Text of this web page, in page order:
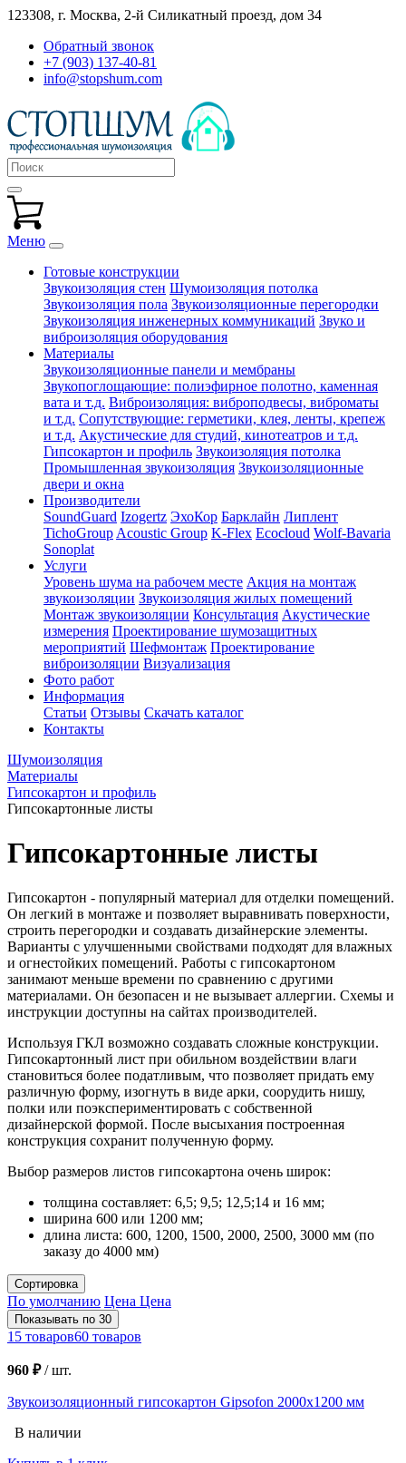
123308, г. Москва, 2-й Силикатный проезд, дом 34
Обратный звонок
+7 (903) 137-40-81
info@stopshum.com
Меню
Готовые конструкции
Звукоизоляция стен Шумоизоляция потолка
Звукоизоляция пола Звукоизоляционные перегородки
Звукоизоляция инженерных коммуникаций Звуко и
виброизоляция оборудования
Материалы
Звукоизоляционные панели и мембраны
Звукопоглощающие: полиэфирное полотно, каменная
вата и т.д. Виброизоляция: виброподвесы, виброматы
и т.д. Сопутствующие: герметики, клея, ленты, крепеж
и т.д. Акустические для студий, кинотеатров и т.д.
Гипсокартон и профиль Звукоизоляция потолка
Промышленная звукоизоляция Звукоизоляционные
двери и окна
Производители
SoundGuard Izogertz ЭхоКор Барклайн Липлент
TichoGroup Acoustic Group K-Flex Ecocloud Wolf-Bavaria
Sonoplat
Услуги
Уровень шума на рабочем месте Акция на монтаж
звукоизоляции Звукоизоляция жилых помещений
Монтаж звукоизоляции Консультация Акустические
измерения Проектирование шумозащитных
мероприятий Шефмонтаж Проектирование
виброизоляции Визуализация
Фото работ
Информация
Статьи Отзывы Скачать каталог
Контакты
Шумоизоляция
Материалы
Гипсокартон и профиль
Гипсокартонные листы
Гипсокартонные листы
Гипсокартон - популярный материал для отделки помещений.
Он легкий в монтаже и позволяет выравнивать поверхности,
строить перегородки и создавать дизайнерские элементы.
Варианты с улучшенными свойствами подходят для влажных
и огнестойких помещений. Работы с гипсокартоном
занимают меньше времени по сравнению с другими
материалами. Он безопасен и не вызывает аллергии. Схемы и
инструкции доступны на сайтах производителей.
Используя ГКЛ возможно создавать сложные конструкции.
Гипсокартонный лист при обильном воздействии влаги
становиться более податливым, что позволяет придать ему
различную форму, изогнуть в виде арки, соорудить нишу,
полки или поэкспериментировать с собственной
дизайнерской формой. После высыхания построенная
конструкция сохранит полученную форму.
Выбор размеров листов гипсокартона очень широк:
толщина составляет: 6,5; 9,5; 12,5;14 и 16 мм;
ширина 600 или 1200 мм;
длина листа: 600, 1200, 1500, 2000, 2500, 3000 мм (по
заказу до 4000 мм)
Сортировка
По умолчанию Цена Цена
Показывать по 30
15 товаров60 товаров
960 ₽/шт.
Звукоизоляционный гипсокартон Gipsofon 2000х1200 мм
В наличии